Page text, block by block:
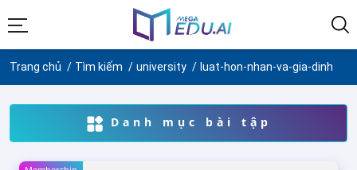
Trang chủ Tìm kiếm university luat-hon-nhan-va-gia-dinh
Danh mục bài tập